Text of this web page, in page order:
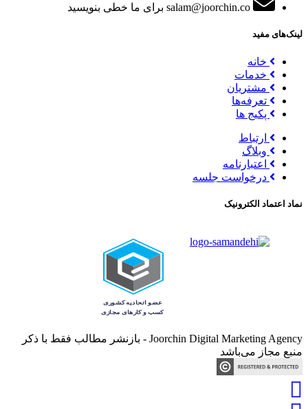
salam@joorchin.co برای ما خطی بنویسید
لینک‌های مفید
خانه
خدمات
مشتریان
تعرفه‌ها
پکیج ها
ارتباط
وبلاگ
اعتبارنامه
درخواست جلسه
نماد اعتماد الکترونیک
Joorchin Digital Marketing Agency - بازنشر مطالب فقط با ذکر
منبع مجاز می‌باشد